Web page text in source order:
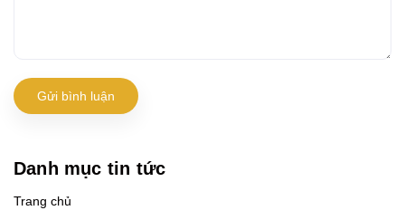
Gửi bình luận
Danh mục tin tức
Trang chủ